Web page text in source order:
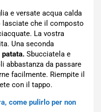
e versate acqua calda
lasciate che il composto
La vostra
Una seconda
patata. Sbucciatela e
abbastanza da passare
facilmente. Riempite il
con il tappo.
come pulirlo per non